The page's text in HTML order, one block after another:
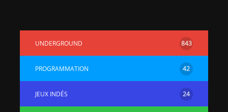
UNDERGROUND 843
PROGRAMMATION 42
JEUX INDÉS 24